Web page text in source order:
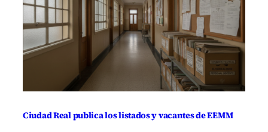
Ciudad Real publica los listados y vacantes de EEMM